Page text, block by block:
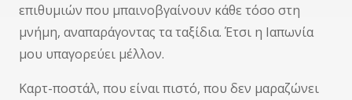
επιθυμιών που μπαινοβγαίνουν κάθε τόσο στη
μνήμη, αναπαράγοντας τα ταξίδια. Έτσι η Ιαπωνία
μου υπαγορεύει μέλλον.
Καρτ-ποστάλ, που είναι πιστό, που δεν μαραζώνει